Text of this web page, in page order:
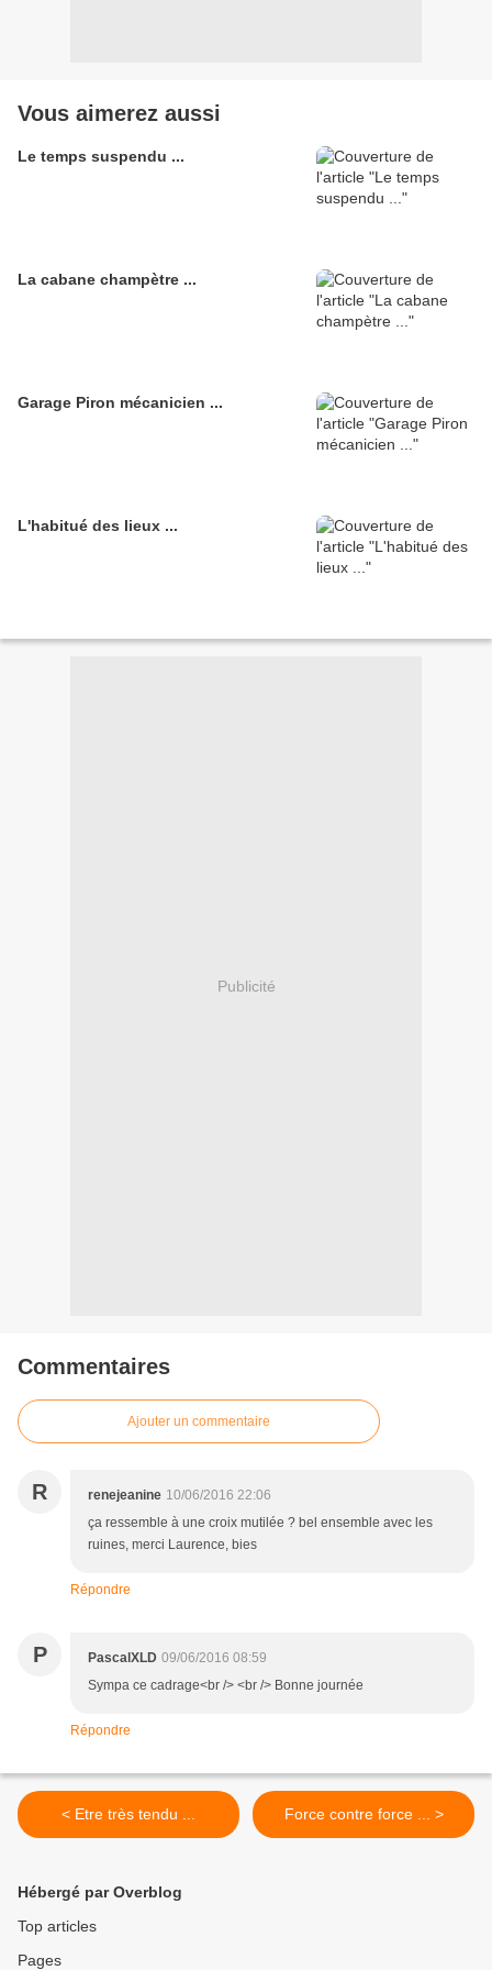
Vous aimerez aussi
Le temps suspendu ...
La cabane champètre ...
Garage Piron mécanicien ...
L'habitué des lieux ...
Publicité
Commentaires
Ajouter un commentaire
R renejeanine 10/06/2016 22:06
ça ressemble à une croix mutilée ? bel ensemble avec les
ruines, merci Laurence, bies
Répondre
P PascalXLD 09/06/2016 08:59
Sympa ce cadrage<br /> <br /> Bonne journée
Répondre
< Etre très tendu ... Force contre force ... >
Hébergé par Overblog
Top articles
Pages